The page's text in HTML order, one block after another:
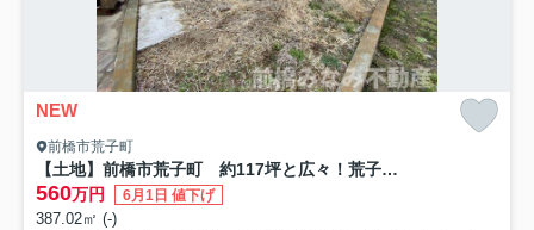
NEW
前橋市荒子町
【土地】前橋市荒子町 約117坪と広々！荒子小学校まで約350ｍ
560万円 6月1日 値下げ
387.02㎡ (-)